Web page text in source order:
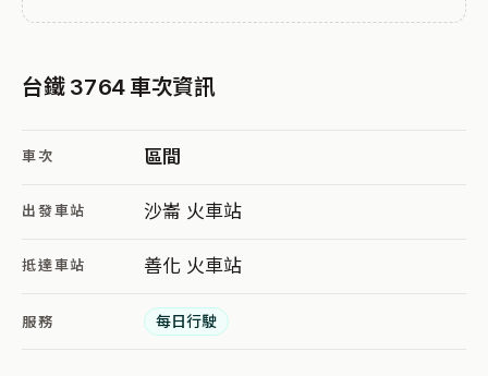
台鐵 3764 車次資訊
車次 區間
出發車站 沙崙 火車站
抵達車站 善化 火車站
服務 每日行駛